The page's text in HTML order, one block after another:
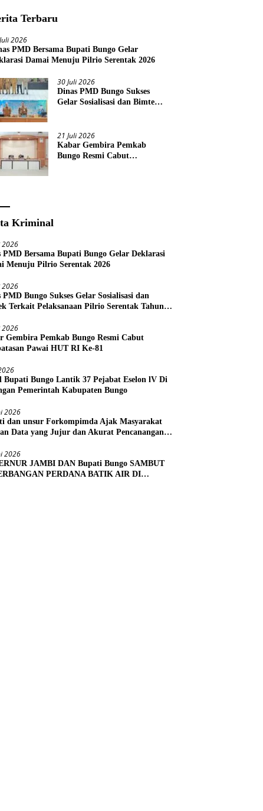
Terbaru
2026
PMD Bersama Bupati Bungo Gelar
Damai Menuju Pilrio Serentak 2026
30 Juli 2026
Dinas PMD Bungo Sukses
Gelar Sosialisasi dan Bimtek
21 Juli 2026
Kabar Gembira Pemkab
Bungo Resmi Cabut
Kriminal
2026
PMD Bersama Bupati Bungo Gelar Deklarasi
Menuju Pilrio Serentak 2026
2026
PMD Bungo Sukses Gelar Sosialisasi dan
Terkait Pelaksanaan Pilrio Serentak Tahun
2026
Gembira Pemkab Bungo Resmi Cabut
Pawai HUT RI Ke-81
Bupati Bungo Lantik 37 Pejabat Eselon lV Di
Pemerintah Kabupaten Bungo
2026
dan unsur Forkompimda Ajak Masyarakat
Data yang Jujur dan Akurat Pencanangan
2026
JAMBI DAN Bupati Bungo SAMBUT
PERDANA BATIK AIR DI